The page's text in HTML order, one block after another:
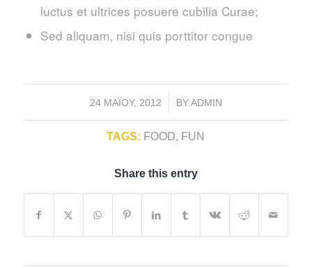
luctus et ultrices posuere cubilia Curae;
Sed aliquam, nisi quis porttitor congue
24 ΜΑΪ́ΟΥ, 2012
/ BYADMIN
TAGS: FOOD, FUN
Share this entry